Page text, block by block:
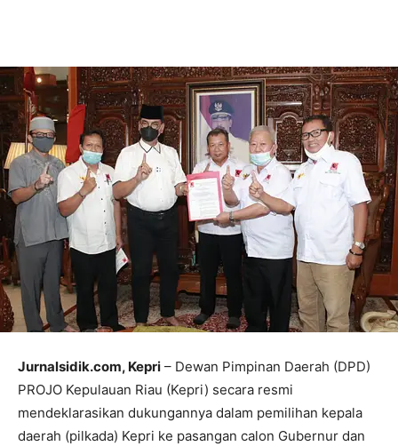
Jurnalsidik.com, Kepri – Dewan Pimpinan Daerah (DPD)
PROJO Kepulauan Riau (Kepri) secara resmi
mendeklarasikan dukungannya dalam pemilihan kepala
daerah (pilkada) Kepri ke pasangan calon Gubernur dan